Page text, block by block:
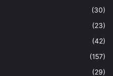
(30)
(23)
(42)
(157)
(29)